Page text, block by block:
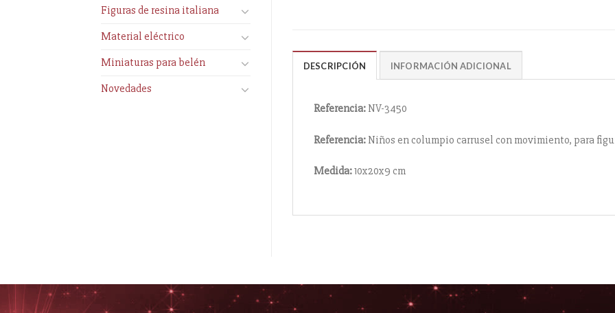
Figuras de resina italiana
Material eléctrico
Miniaturas para belén
Novedades
DESCRIPCIÓN INFORMACIÓN ADICIONAL
Referencia:NV-3450
Referencia:Niños en columpio carrusel con movimiento, para
Medida:10x20x9 cm